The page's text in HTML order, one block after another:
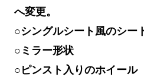
へ変更。
○シングルシート風のシー
○ミラー形状
○ピンスト入りのホイール